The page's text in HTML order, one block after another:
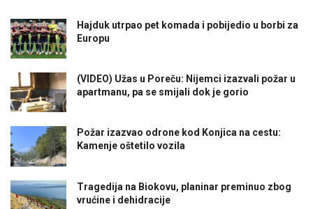
Hajduk utrpao pet komada i pobijedio u borbi za
Europu
(VIDEO) Užas u Poreču: Nijemci izazvali požar u
apartmanu, pa se smijali dok je gorio
Požar izazvao odrone kod Konjica na cestu:
Kamenje oštetilo vozila
Tragedija na Biokovu, planinar preminuo zbog
vrućine i dehidracije